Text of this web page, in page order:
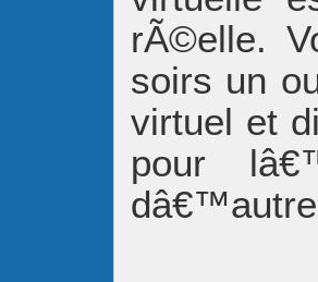
rÃ©elle.
soirs un
virtuel et
pour